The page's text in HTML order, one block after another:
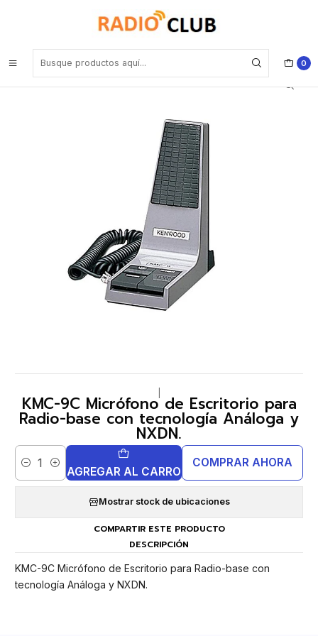
0
Accesorios Equipos Móviles
KMC-9C Micrófono de Escritorio para Radio-base con tecnología
KMC-9C Micrófono de Escritorio para
Radio-base con tecnología Análoga y
NXDN.
Cantidad AGREGAR AL CARRO
COMPRAR AHORA
Mostrar stock de ubicaciones
COMPARTIR ESTE PRODUCTO
DESCRIPCIÓN
KMC-9C Micrófono de Escritorio para Radio-base con
tecnología Análoga y NXDN.